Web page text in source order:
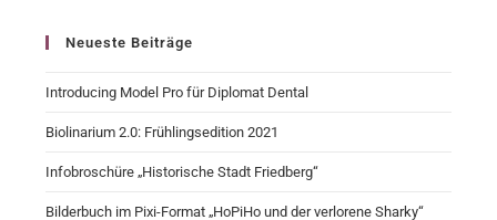
Neueste Beiträge
Introducing Model Pro für Diplomat Dental
Biolinarium 2.0: Frühlingsedition 2021
Infobroschüre „Historische Stadt Friedberg“
Bilderbuch im Pixi-Format „HoPiHo und der verlorene Sharky“